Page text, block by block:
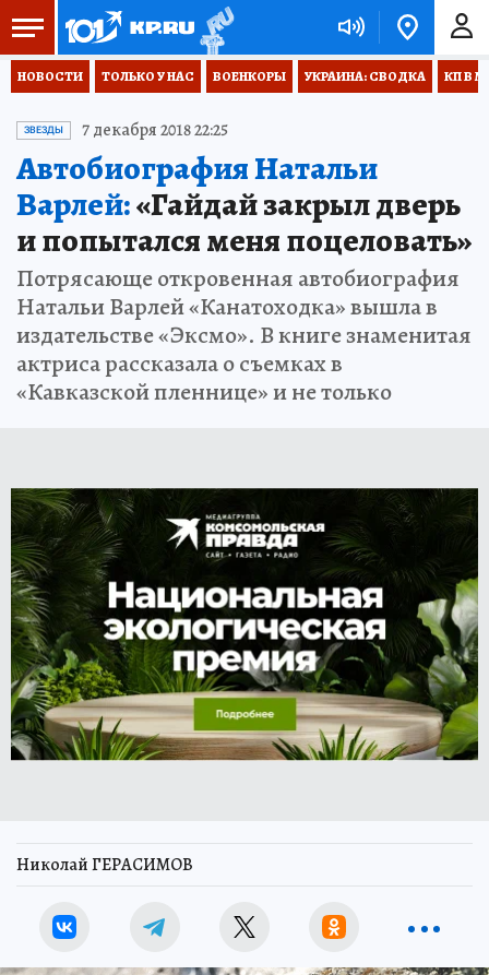
НОВОСТИ ТОЛЬКО У НАС ВОЕНКОРЫ УКРАИНА: СВОДКА КП В
ЗВЕЗДЫ 7 декабря 2018 22:25
Автобиография Натальи
Варлей:«Гайдай закрыл дверь
и попытался меня поцеловать»
Потрясающе откровенная автобиография
Натальи Варлей «Канатоходка» вышла в
издательстве «Эксмо». В книге знаменитая
актриса рассказала о съемках в
«Кавказской пленнице» и не только
Николай ГЕРАСИМОВ